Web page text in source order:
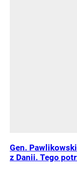
Gen.
z Danii. Tego